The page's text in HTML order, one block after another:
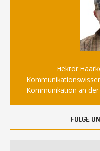
Hektor
Kommunikation an der
FOLGE